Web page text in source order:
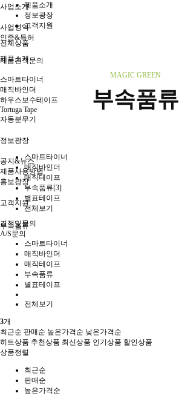
사업소개
사업영역
인증&특허
제품소개
스마트타이너
매직바인더
하우스보수테이프
Tortuga Tape
자동분무기
정보광장
공지&뉴스
제품사용방법
홍보광장
고객지원
견적및문의
A/S문의
제품소개
정보광장
고객지원
전체상품
제품견적문의
MAGIC GREEN
부속품류
스마트타이너
매직바인더
매직테이프
부속품류[3]
별표테이프
전체보기
부속품류
스마트타이너
매직바인더
매직테이프
부속품류
별표테이프
전체보기
3개
최근순 판매순 높은가격순 낮은가격순
히트상품 추천상품 최신상품 인기상품 할인상품
상품정렬
최근순
판매순
높은가격순